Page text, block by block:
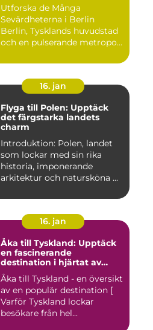
Utforska de Många
Sevärdheterna i Berlin
Berlin, Tysklands huvudstad
och en pulserande metropol,
16. jan
Flyga till Polen: Upptäck
det färgstarka landets
charm
Introduktion: Polen, landet
som lockar med sin rika
historia, imponerande
arkitektur och natursköna ...
16. jan
Åka till Tyskland: Upptäck
en fascinerande
destination i hjärtat av
Europa
Åka till Tyskland - en översikt
av en populär destination [
Varför Tyskland lockar
besökare från hel...